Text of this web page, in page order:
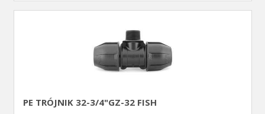
PE TRÓJNIK 32-3/4"GZ-32 FISH